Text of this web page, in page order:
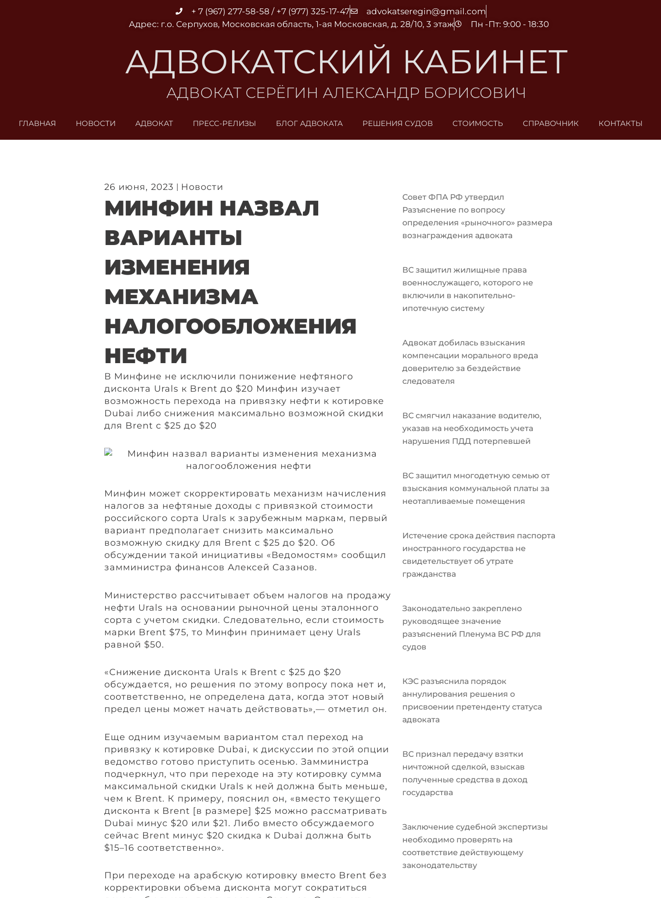
+ 7 (967) 277-58-58 / +7 (977) 325-17-47
advokatseregin@gmail.com
Адрес: г.о. Серпухов, Московская область, 1-ая Московская, д. 28/10, 3 этаж
Пн -Пт: 9:00 - 18:30
АДВОКАТСКИЙ КАБИНЕТ
АДВОКАТ СЕРЁГИН АЛЕКСАНДР БОРИСОВИЧ
ГЛАВНАЯ НОВОСТИ АДВОКАТ ПРЕСС-РЕЛИЗЫ БЛОГ АДВОКАТА РЕШЕНИЯ СУДОВ СТОИМОСТЬ СПРАВОЧНИК КОНТАКТЫ
26 июня, 2023 Новости
МИНФИН НАЗВАЛ
ВАРИАНТЫ
ИЗМЕНЕНИЯ
МЕХАНИЗМА
НАЛОГООБЛОЖЕНИЯ
НЕФТИ
В Минфине не исключили понижение нефтяного
дисконта Urals к Brent до $20 Минфин изучает
возможность перехода на привязку нефти к котировке
Dubai либо снижения максимально возможной скидки
для Brent с $25 до $20
Минфин может скорректировать механизм начисления
налогов за нефтяные доходы с привязкой стоимости
российского сорта Urals к зарубежным маркам, первый
вариант предполагает снизить максимально
возможную скидку для Brent с $25 до $20. Об
обсуждении такой инициативы «Ведомостям» сообщил
замминистра финансов Алексей Сазанов.
Министерство рассчитывает объем налогов на продажу
нефти Urals на основании рыночной цены эталонного
сорта с учетом скидки. Следовательно, если стоимость
марки Brent $75, то Минфин принимает цену Urals
равной $50.
«Снижение дисконта Urals к Brent с $25 до $20
обсуждается, но решения по этому вопросу пока нет и,
соответственно, не определена дата, когда этот новый
предел цены может начать действовать»,— отметил он.
Еще одним изучаемым вариантом стал переход на
привязку к котировке Dubai, к дискуссии по этой опции
ведомство готово приступить осенью. Замминистра
подчеркнул, что при переходе на эту котировку сумма
максимальной скидки Urals к ней должна быть меньше,
чем к Brent. К примеру, пояснил он, «вместо текущего
дисконта к Brent [в размере] $25 можно рассматривать
Dubai минус $20 или $21. Либо вместо обсуждаемого
сейчас Brent минус $20 скидка к Dubai должна быть
$15–16 соответственно».
При переходе на арабскую котировку вместо Brent без
корректировки объема дисконта могут сократиться
Совет ФПА РФ утвердил
Разъяснение по вопросу
определения «рыночного» размера
вознаграждения адвоката
ВС защитил жилищные права
военнослужащего, которого не
включили в накопительно-
ипотечную систему
Адвокат добилась взыскания
компенсации морального вреда
доверителю за бездействие
следователя
ВС смягчил наказание водителю,
указав на необходимость учета
нарушения ПДД потерпевшей
ВС защитил многодетную семью от
взыскания коммунальной платы за
неотапливаемые помещения
Истечение срока действия паспорта
иностранного государства не
свидетельствует об утрате
гражданства
Законодательно закреплено
руководящее значение
разъяснений Пленума ВС РФ для
судов
КЭС разъяснила порядок
аннулирования решения о
присвоении претенденту статуса
адвоката
ВС признал передачу взятки
ничтожной сделкой, взыскав
полученные средства в доход
государства
Заключение судебной экспертизы
необходимо проверять на
соответствие действующему
законодательству